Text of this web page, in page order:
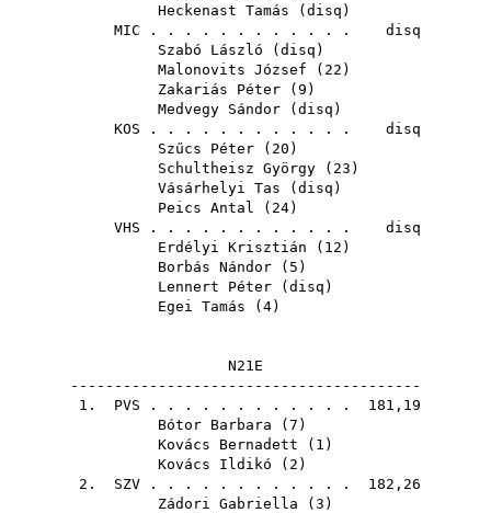
Heckenast Tamás ( disq )
MIC . . . . . . . . . . . . disq
Szabó László ( disq )
Malonovits József ( 22 )
Zakariás Péter ( 9 )
Medvegy Sándor ( disq )
KOS . . . . . . . . . . . . disq
Szűcs Péter ( 20 )
Schultheisz György ( 23 )
Vásárhelyi Tas ( disq )
Peics Antal ( 24)
VHS . . . . . . . . . . . . disq
Erdélyi Krisztián ( 12 )
Borbás Nándor ( 5 )
Lennert Péter ( disq )
Egei Tamás ( 4)
N21E
----------------------------------------
1. PVS . . . . . . . . . . . . 181,19
Bótor Barbara ( 7 )
Kovács Bernadett ( 1 )
Kovács Ildikó ( 2 )
2. SZV . . . . . . . . . . . . 182,26
Zádori Gabriella ( 3 )